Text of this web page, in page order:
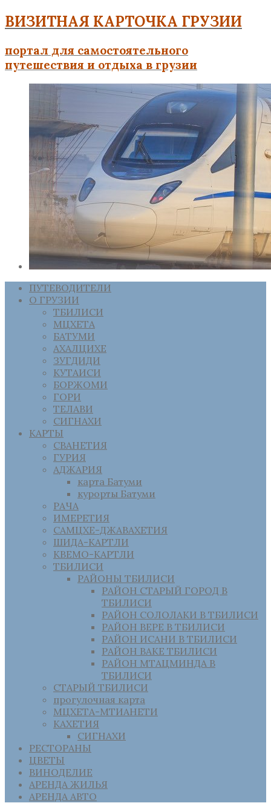
ВИЗИТНАЯ КАРТОЧКА ГРУЗИИ
портал для самостоятельного
путешествия и отдыха в грузии
ПУТЕВОДИТЕЛИ
О ГРУЗИИ
ТБИЛИСИ
МЦХЕТА
БАТУМИ
АХАЛЦИХЕ
ЗУГДИДИ
КУТАИСИ
БОРЖОМИ
ГОРИ
ТЕЛАВИ
СИГНАХИ
КАРТЫ
СВАНЕТИЯ
ГУРИЯ
АДЖАРИЯ
карта Батуми
курорты Батуми
РАЧА
ИМЕРЕТИЯ
САМЦХЕ-ДЖАВАХЕТИЯ
ШИДА-КАРТЛИ
КВЕМО-КАРТЛИ
ТБИЛИСИ
РАЙОНЫ ТБИЛИСИ
РАЙОН СТАРЫЙ ГОРОД В
ТБИЛИСИ
РАЙОН СОЛОЛАКИ В ТБИЛИСИ
РАЙОН ВЕРЕ В ТБИЛИСИ
РАЙОН ИСАНИ В ТБИЛИСИ
РАЙОН ВАКЕ ТБИЛИСИ
РАЙОН МТАЦМИНДА В
ТБИЛИСИ
СТАРЫЙ ТБИЛИСИ
прогулочная карта
МЦХЕТА-МТИАНЕТИ
КАХЕТИЯ
СИГНАХИ
РЕСТОРАНЫ
ЦВЕТЫ
ВИНОДЕЛИЕ
АРЕНДА ЖИЛЬЯ
АРЕНДА АВТО